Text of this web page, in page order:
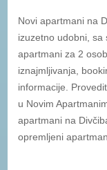
Novi apartmani na
izuzetno udobni, sa
apartmani za 2
iznajmljivanja,
informacije.
u Novim
apartmani na
opremljeni